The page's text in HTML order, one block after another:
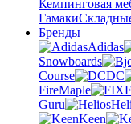
Кемпинговая
Гамаки
Бренды
Adidas
Snowboards
Course
DC
FireMaple
Guru
Keen